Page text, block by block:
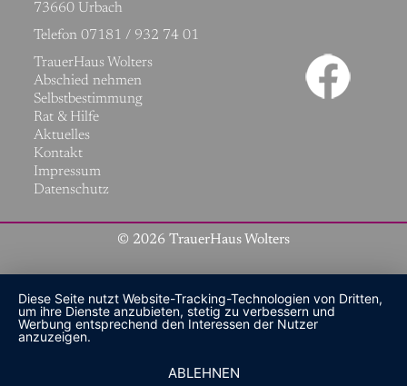
73660 Urbach
Telefon 07181 / 932 74 01
Navigation
überspringen
TrauerHaus Wolters
Abschied nehmen
Selbstbestimmung
Rat & Hilfe
Aktuelles
Kontakt
Impressum
Datenschutz
© 2026 TrauerHaus Wolters
Diese Seite nutzt Website-Tracking-Technologien von Dritten,
um ihre Dienste anzubieten, stetig zu verbessern und
Werbung entsprechend den Interessen der Nutzer
anzuzeigen.
ABLEHNEN